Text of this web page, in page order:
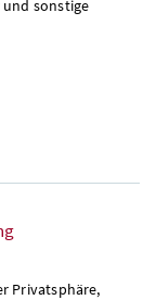
sonstige
Privatsphäre,